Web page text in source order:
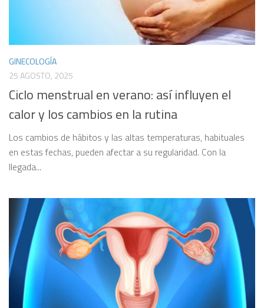
GINECOLOGÍA
25 AGOSTO, 2025
Ciclo menstrual en verano: así influyen el
calor y los cambios en la rutina
Los cambios de hábitos y las altas temperaturas, habituales
en estas fechas, pueden afectar a su regularidad. Con la
llegada...